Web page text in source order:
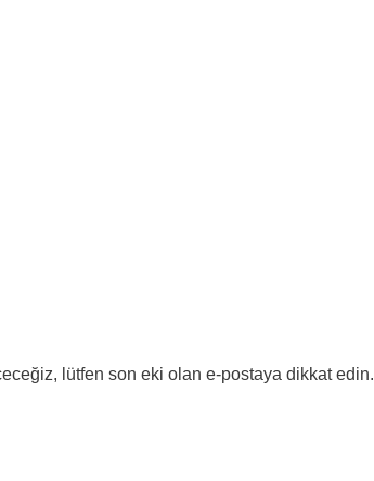
lütfen son eki olan e-postaya dikkat edin.